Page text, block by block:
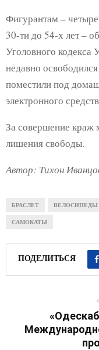
Фигурантам –
30-ти до 54-х лет –
Уголовного
недавно
поместили под
электронного
За совершение краж
лишения свободы.
Автор: Тихон
БРАСЛЕТ ВЕЛОСИПЕДЫ
САМОКАТЫ
ПОДЕЛИТЬСЯ